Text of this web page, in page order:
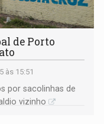
de Porto
às 15:51
por sacolinhas de
vizinho